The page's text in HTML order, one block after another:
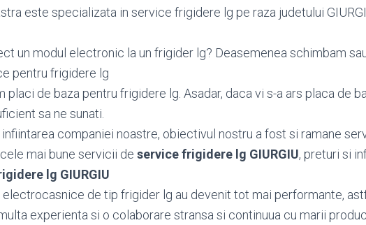
este specializata in service frigidere lg pe raza judetului
un modul electronic la un frigider lg? Deasemenea schimbam
pentru frigidere lg
placi de baza pentru frigidere lg. Asadar, daca vi s-a ars placa de
sa ne sunati.
infiintarea companiei noastre, obiectivul nostru a fost si ramane
mai bune servicii de service frigidere lg GIURGIU, preturi si
lg GIURGIU
electrocasnice de tip frigider lg au devenit tot mai performante,
experienta si o colaborare stransa si continuua cu marii